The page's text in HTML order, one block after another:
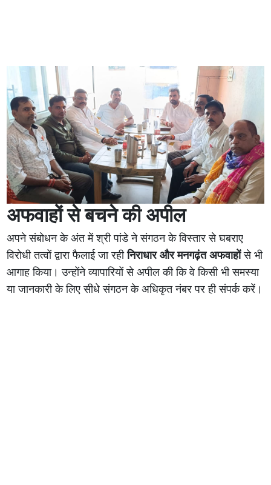
अफवाहों से बचने की अपील
अपने संबोधन के अंत में श्री पांडे ने संगठन के विस्तार से घबराए
विरोधी तत्वों द्वारा फैलाई जा रहीनिराधार और मनगढ़ंत अफवाहोंसे भी
आगाह किया। उन्होंने व्यापारियों से अपील की कि वे किसी भी समस्या
या जानकारी के लिए सीधे संगठन के अधिकृत नंबर पर ही संपर्क करें।